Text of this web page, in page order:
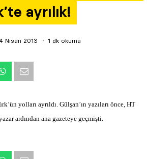
ayrılık!
4 Nisan 2013 1 dk okuma
yolları ayrıldı. Gülşan’ın yazıları önce, HT
ardından ana gazeteye geçmişti.